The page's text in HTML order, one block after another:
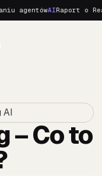
AIRaport o
AI
– Co to